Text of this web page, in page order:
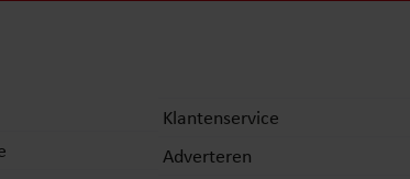
Klantenservice
Adverteren